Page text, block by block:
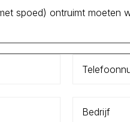
spoed) ontruimt moeten